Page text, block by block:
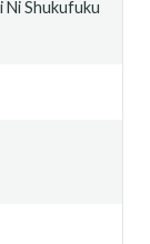
Ni Shukufuku